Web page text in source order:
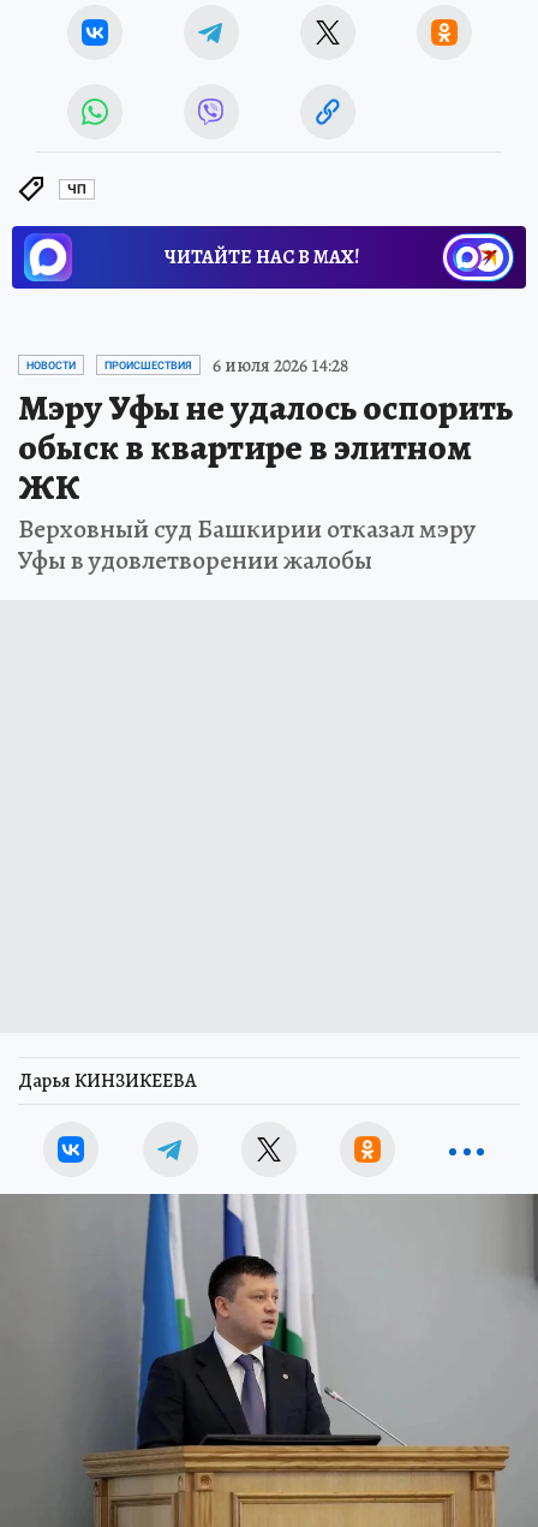
ЧП
ЧИТАЙТЕ НАС В МАХ!
НОВОСТИ ПРОИСШЕСТВИЯ 6 июля 2026 14:28
Мэру Уфы не удалось оспорить
обыск в квартире в элитном
ЖК
Верховный суд Башкирии отказал мэру
Уфы в удовлетворении жалобы
Дарья КИНЗИКЕЕВА